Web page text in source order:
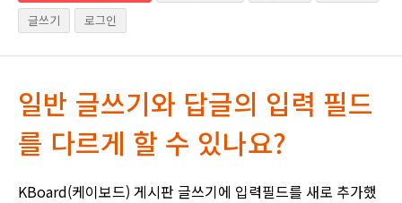
글쓰기
로그인
일반 글쓰기와 답글의 입력 필드
를 다르게 할 수 있나요?
KBoard(케이보드) 게시판 글쓰기에 입력필드를 새로 추가했